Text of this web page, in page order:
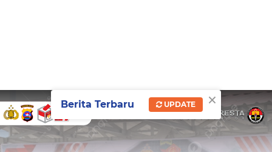
×
Berita Terbaru UPDATE